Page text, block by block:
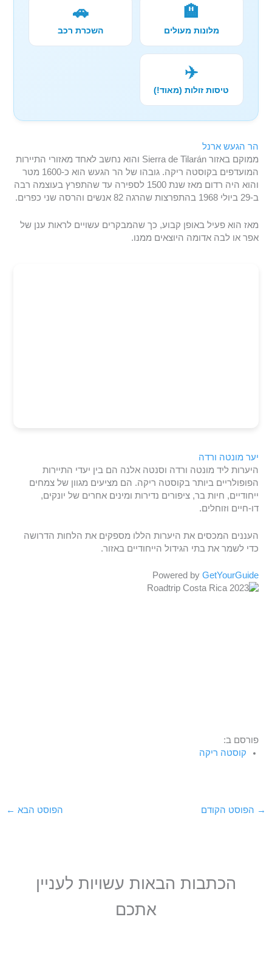
🏨
מלונות מעולים
🚗
השכרת רכב
✈️
טיסות זולות (מאוד!)
הר הגעש ארנל
ממוקם באזור Sierra de Tilarán והוא נחשב לאחד מאזורי התיירות
המועדפים בקוסטה ריקה. גובהו של הר הגעש הוא כ-1600 מטר
והוא היה רדום מאז שנת 1500 לספירה עד שהתפרץ בעוצמה רבה
ב-29 ביולי 1968 בהתפרצות שהרגה 82 אנשים והרסה שני כפרים.
מאז הוא פעיל באופן קבוע, כך שהמבקרים עשויים לראות ענן של
אפר או לבה אדומה היוצאים ממנו.
יער מונטה ורדה
היערות ליד מונטה ורדה וסנטה אלנה הם בין יעדי התיירות
הפופולריים ביותר בקוסטה ריקה. הם מציעים מגוון של צמחים
ייחודיים, חיות בר, ציפורים נדירות ומינים אחרים של יונקים,
דו-חיים וזוחלים.
העננים המכסים את היערות הללו מספקים את הלחות הדרושה
כדי לשמר את בתי הגידול הייחודיים באזור.
Powered by GetYourGuide
פורסם ב:
קוסטה ריקה
→ הפוסט הקודם הפוסט הבא ←
הכתבות הבאות עשויות לעניין
אתכם